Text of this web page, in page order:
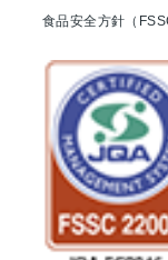
食品安全方針（